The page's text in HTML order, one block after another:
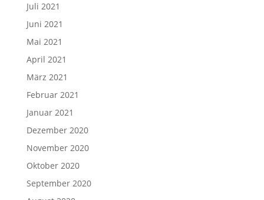
Juli 2021
Juni 2021
Mai 2021
April 2021
März 2021
Februar 2021
Januar 2021
Dezember 2020
November 2020
Oktober 2020
September 2020